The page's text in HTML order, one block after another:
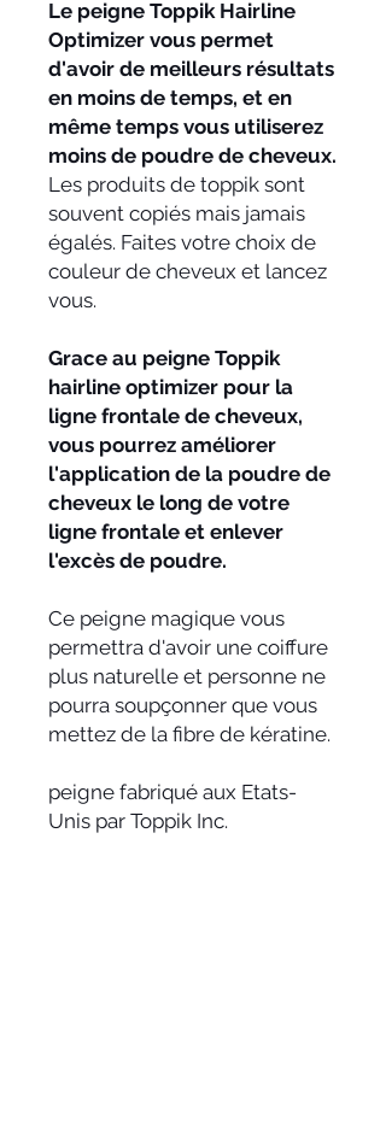
Le peigne Toppik Hairline
Optimizer vous permet
d'avoir de meilleurs résultats
en moins de temps, et en
même temps vous utiliserez
moins de poudre de cheveux.
Les produits de toppik sont
souvent copiés mais jamais
égalés. Faites votre choix de
couleur de cheveux et lancez
vous.
Grace au peigne Toppik
hairline optimizer pour la
ligne frontale de cheveux,
vous pourrez améliorer
l'application de la poudre de
cheveux le long de votre
ligne frontale et enlever
l'excès de poudre.
Ce peigne magique vous
permettra d'avoir une coiffure
plus naturelle et personne ne
pourra soupçonner que vous
mettez de la fibre de kératine.
peigne fabriqué aux Etats-
Unis par Toppik Inc.